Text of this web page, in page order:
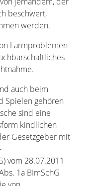
beschwert,
werden.
Lärmproblemen
auch beim
Spielen gehören
sind eine
kindlichen
Gesetzgeber mit
vom 28.07.2011
1a BImSchG